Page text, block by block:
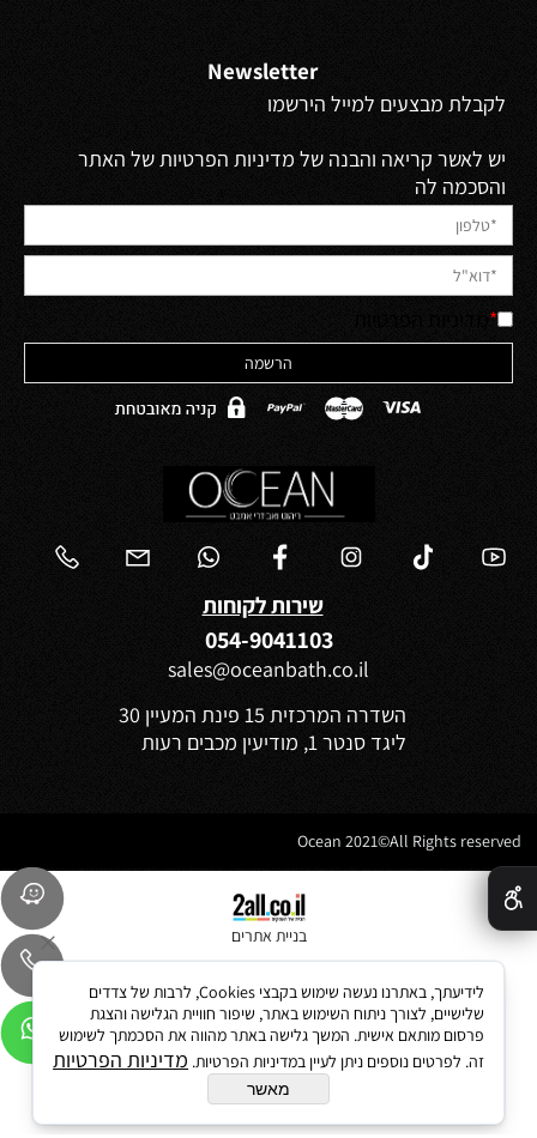
Newsletter
לקבלת מבצעים למייל הירשמו
יש לאשר קריאה והבנה של מדיניות הפרטיות של האתר
והסכמה לה
*
שירות לקוחות
054-9041103
sales@oceanbath.co.il
השדרה המרכזית 15 פינת המעיין 30
ליגד סנטר 1, מודיעין מכבים רעות
בניית אתרים
לידיעתך, באתרנו נעשה שימוש בקבצי Cookies, לרבות של צדדים
שלישיים, לצורך ניתוח השימוש באתר, שיפור חוויית הגלישה והצגת
פרסום מותאם אישית. המשך גלישה באתר מהווה את הסכמתך לשימוש
זה. לפרטים נוספים ניתן לעיין במדיניות הפרטיות. מדיניות הפרטיות
מאשר